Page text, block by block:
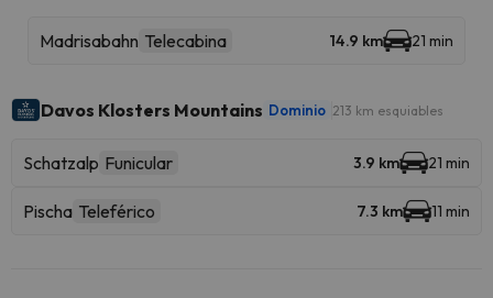
Madrisabahn Telecabina 14.9 km 21 min
Davos Klosters Mountains Dominio 213 km esquiables
Schatzalp Funicular 3.9 km 21 min
Pischa Teleférico 7.3 km 11 min